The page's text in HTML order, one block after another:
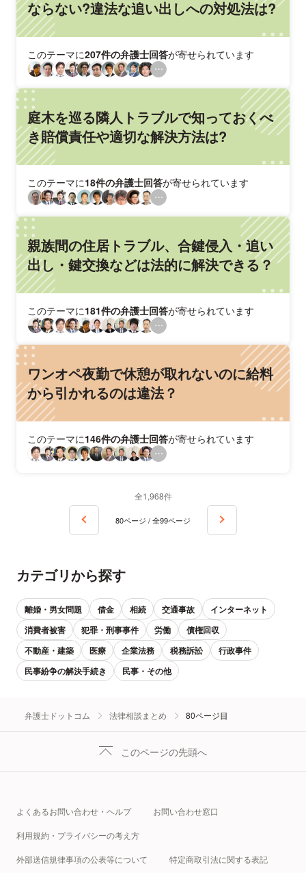
ならない?違法な追い出しへの対処法は?
このテーマに207件の弁護士回答が寄せられています
庭木を巡る隣人トラブルで知っておくべ
き賠償責任や適切な解決方法は?
このテーマに18件の弁護士回答が寄せられています
親族間の住居トラブル、合鍵侵入・追い
出し・鍵交換などは法的に解決できる？
このテーマに181件の弁護士回答が寄せられています
ワンオペ夜勤で休憩が取れないのに給料
から引かれるのは違法？
このテーマに146件の弁護士回答が寄せられています
全1,968件
80ページ / 全99ページ
カテゴリから探す
離婚・男女問題 借金 相続 交通事故
インターネット
消費者被害
犯罪・刑事事件 労働
債権回収
不動産・建築
医療 企業法務 税務訴訟
行政事件
民事紛争の解決手続き
民事・その他
弁護士ドットコム 法律相談まとめ 80ページ目
このページの先頭へ
よくあるお問い合わせ・ヘルプ お問い合わせ窓口
利用規約・プライバシーの考え方
外部送信規律事項の公表等について 特定商取引法に関する表記